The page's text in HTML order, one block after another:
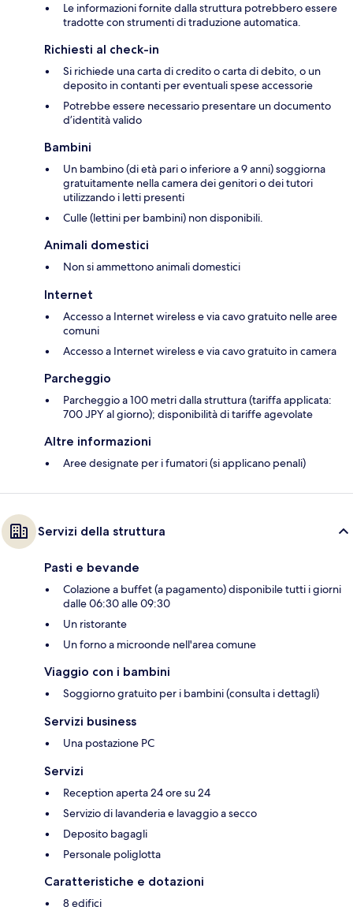
Le informazioni fornite dalla struttura potrebbero essere
tradotte con strumenti di traduzione automatica.
Richiesti al check-in
Si richiede una carta di credito o carta di debito, o un
deposito in contanti per eventuali spese accessorie
Potrebbe essere necessario presentare un documento
d’identità valido
Bambini
Un bambino (di età pari o inferiore a 9 anni) soggiorna
gratuitamente nella camera dei genitori o dei tutori
utilizzando i letti presenti
Culle (lettini per bambini) non disponibili.
Animali domestici
Non si ammettono animali domestici
Internet
Accesso a Internet wireless e via cavo gratuito nelle aree
comuni
Accesso a Internet wireless e via cavo gratuito in camera
Parcheggio
Parcheggio a 100 metri dalla struttura (tariffa applicata:
700 JPY al giorno); disponibilità di tariffe agevolate
Altre informazioni
Aree designate per i fumatori (si applicano penali)
Servizi della struttura
Pasti e bevande
Colazione a buffet (a pagamento) disponibile tutti i giorni
dalle 06:30 alle 09:30
Un ristorante
Un forno a microonde nell'area comune
Viaggio con i bambini
Soggiorno gratuito per i bambini (consulta i dettagli)
Servizi business
Una postazione PC
Servizi
Reception aperta 24 ore su 24
Servizio di lavanderia e lavaggio a secco
Deposito bagagli
Personale poliglotta
Caratteristiche e dotazioni
8 edifici